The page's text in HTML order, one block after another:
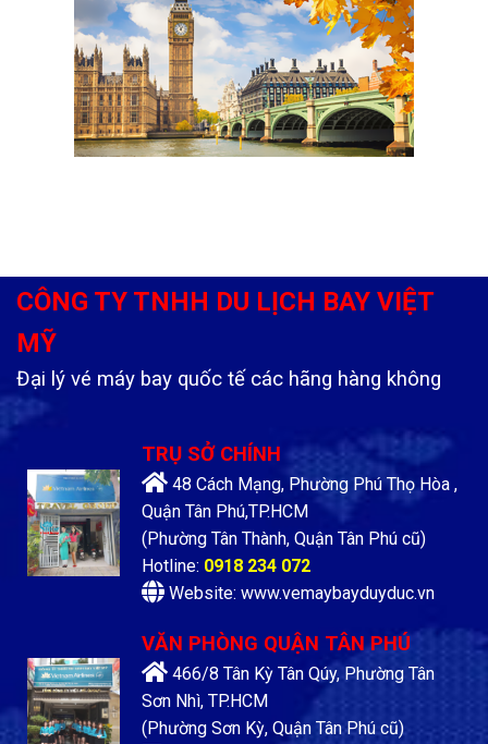
CÔNG TY TNHH DU LỊCH BAY VIỆT
MỸ
Đại lý vé máy bay quốc tế các hãng hàng không
TRỤ SỞ CHÍNH
48 Cách Mạng, Phường Phú Thọ Hòa ,
Quận Tân Phú,TP.HCM
(Phường Tân Thành, Quận Tân Phú cũ)
Hotline: 0918 234 072
Website: www.vemaybayduyduc.vn
VĂN PHÒNG QUẬN TÂN PHÚ
466/8 Tân Kỳ Tân Qúy, Phường Tân
Sơn Nhì, TP.HCM
(Phường Sơn Kỳ, Quận Tân Phú cũ)